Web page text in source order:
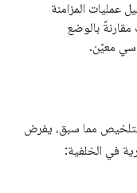
عمليات المزامنة
بالوضع
معيّن.
مما سبق، يفرض